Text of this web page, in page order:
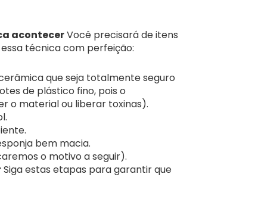
acontecerVocê precisará de itens
técnica com perfeição:
que seja totalmente seguro
de plástico fino, pois o
o material ou liberar toxinas).
bem macia.
o motivo a seguir).
Siga estas etapas para garantir que